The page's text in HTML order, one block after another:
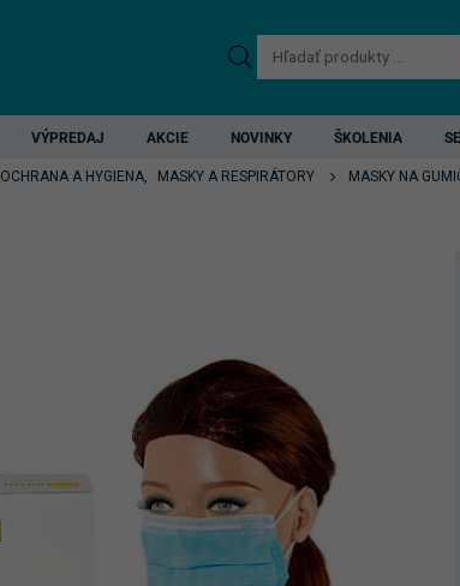
Products
search
VÝPREDAJ AKCIE NOVINKY ŠKOLENIA
OCHRANA A HYGIENA, MASKY A RESPIRÁTORY MASKY NA